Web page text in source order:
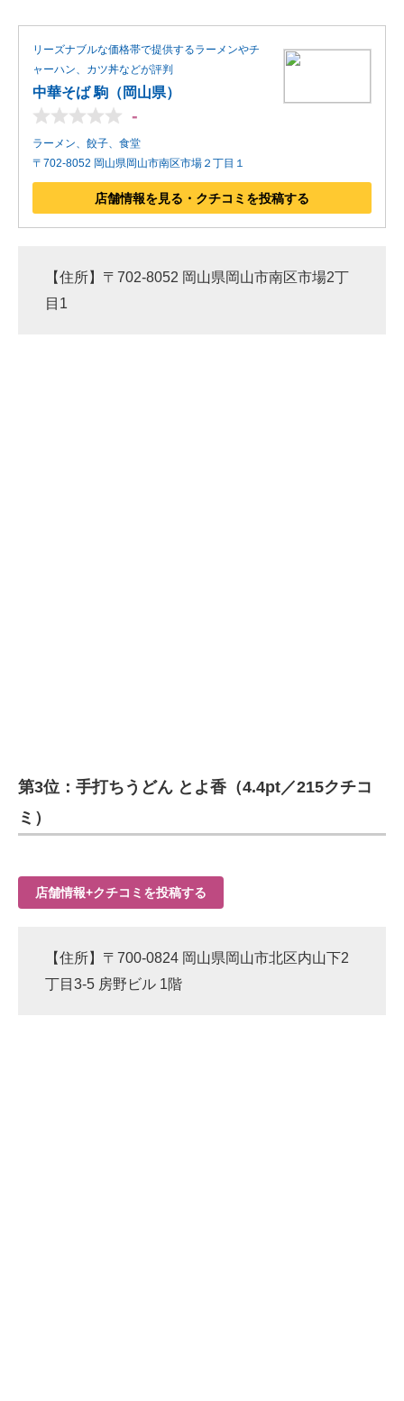
リーズナブルな価格帯で提供するラーメンやチ
ャーハン、カツ丼などが評判
中華そば 駒（岡山県）
-
ラーメン、餃子、食堂
〒702-8052 岡山県岡山市南区市場２丁目１
店舗情報を見る・クチコミを投稿する
【住所】〒702-8052 岡山県岡山市南区市場2丁
目1
第3位：手打ちうどん とよ香（4.4pt／215クチコ
ミ）
店舗情報+クチコミを投稿する
【住所】〒700-0824 岡山県岡山市北区内山下2
丁目3-5 房野ビル 1階